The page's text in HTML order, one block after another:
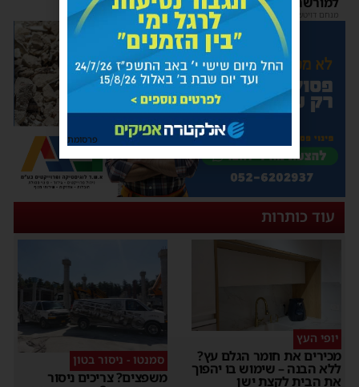
מנחם דויטש 11:01
עוד כותרות
יופי העץ
מכירים את חומר הגלם עץ?
ללא הבנה – שימוש בו יהפוך
את הבית לקצת ישן
סמנטו - ניסור בטון
משפצים? צריכים ניסור
פרסומת